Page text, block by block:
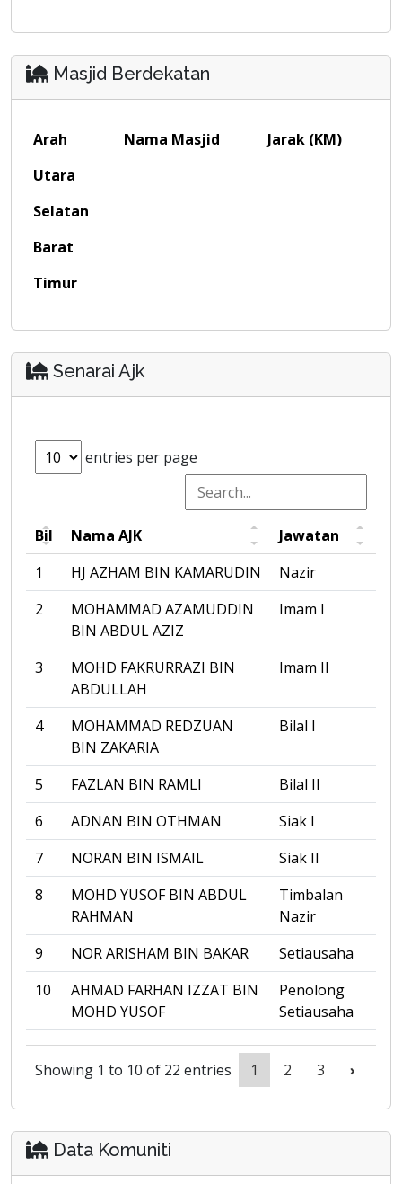
Masjid Berdekatan
Arah Nama Masjid
Jarak (KM)
Utara
Selatan
Barat
Timur
Senarai Ajk
entries per page
Bil Nama AJK
Jawatan
1
HJ AZHAM BIN KAMARUDIN
Nazir
2
MOHAMMAD AZAMUDDIN
BIN ABDUL AZIZ
Imam I
3
MOHD FAKRURRAZI BIN
ABDULLAH
Imam II
4
MOHAMMAD REDZUAN
BIN ZAKARIA
Bilal I
5 FAZLAN BIN RAMLI
Bilal II
6
ADNAN BIN OTHMAN
Siak I
7
NORAN BIN ISMAIL
Siak II
8
MOHD YUSOF BIN ABDUL
RAHMAN
Timbalan
Nazir
9
NOR ARISHAM BIN BAKAR
Setiausaha
10
AHMAD FARHAN IZZAT BIN
MOHD YUSOF
Penolong
Setiausaha
Showing 1 to 10 of 22 entries 1 2 3 ›
Data Komuniti